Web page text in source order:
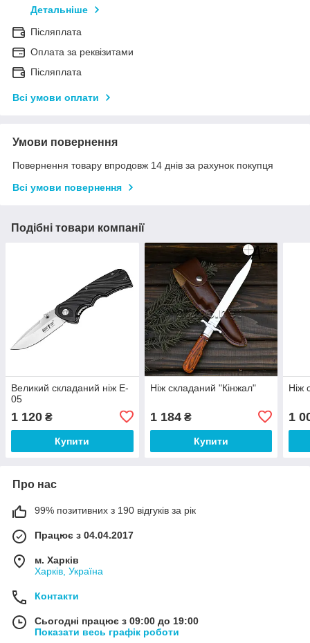
Детальніше
Післяплата
Оплата за реквізитами
Післяплата
Всі умови оплати
Умови повернення
Повернення товару впродовж 14 днів за рахунок покупця
Всі умови повернення
Подібні товари компанії
Великий складаний ніж E-
05
1 120 ₴
Купити
Ніж складаний "Кінжал"
1 184₴
Купити
Ніж
1
Про нас
99% позитивних з 190 відгуків за рік
Працює з 04.04.2017
м. Харків
Харків, Україна
Контакти
Сьогодні працює з 09:00 до 19:00
Показати весь графік роботи